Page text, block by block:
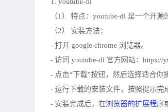
（1） 特点：youtube-dl 是一个开
（2） 安装方法：
- 打开 google chrome 浏览器。
- 访问 youtube-dl 官方网站：https://
- 点击“下载”按钮，然后选择适合你
- 运行下载的安装文件，按照提示完
- 安装完成后，在浏览器的扩展程序